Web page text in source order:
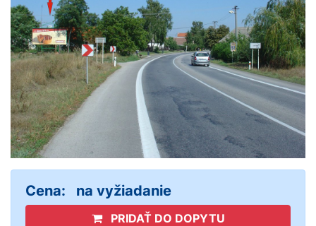
Cena: na vyžiadanie
PRIDAŤ DO DOPYTU